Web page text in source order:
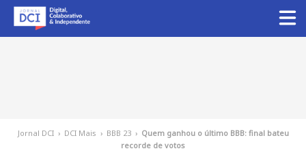
Jornal DCI › DCI Mais › BBB 23 › Quem ganhou o último BBB: final bateu
recorde de votos